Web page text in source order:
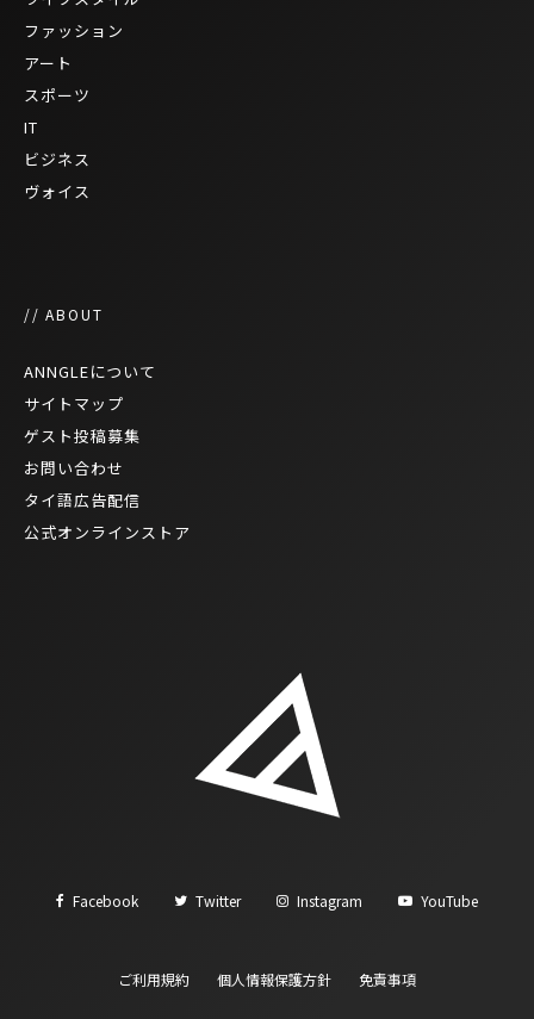
ファッション
アート
スポーツ
IT
ビジネス
ヴォイス
// ABOUT
ANNGLEについて
サイトマップ
ゲスト投稿募集
お問い合わせ
タイ語広告配信
公式オンラインストア
Facebook Twitter Instagram YouTube
ご利用規約 個人情報保護方針 免責事項